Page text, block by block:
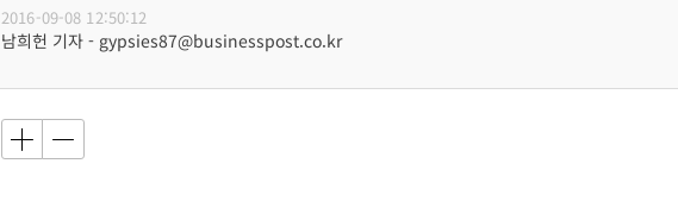
2016-09-08 12:50:12
남희헌 기자 - gypsies87@businesspost.co.kr